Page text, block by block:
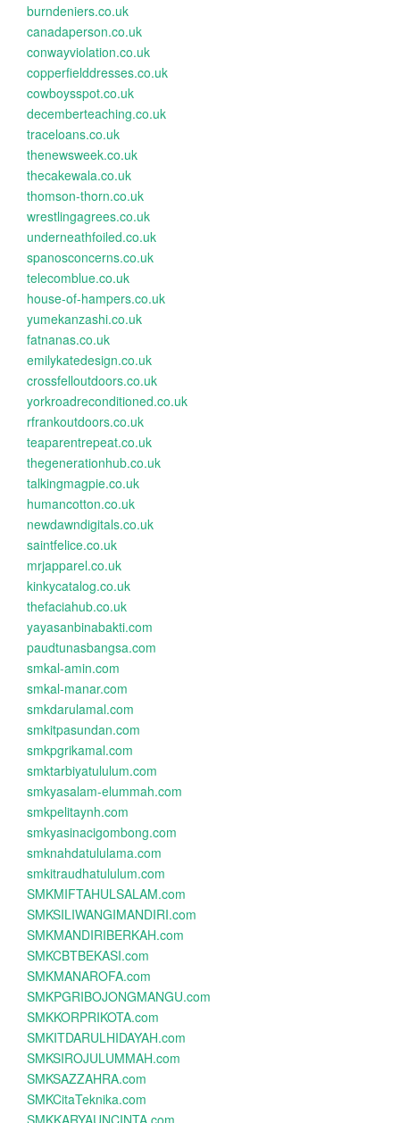
burndeniers.co.uk
canadaperson.co.uk
conwayviolation.co.uk
copperfielddresses.co.uk
cowboysspot.co.uk
decemberteaching.co.uk
traceloans.co.uk
thenewsweek.co.uk
thecakewala.co.uk
thomson-thorn.co.uk
wrestlingagrees.co.uk
underneathfoiled.co.uk
spanosconcerns.co.uk
telecomblue.co.uk
house-of-hampers.co.uk
yumekanzashi.co.uk
fatnanas.co.uk
emilykatedesign.co.uk
crossfelloutdoors.co.uk
yorkroadreconditioned.co.uk
rfrankoutdoors.co.uk
teaparentrepeat.co.uk
thegenerationhub.co.uk
talkingmagpie.co.uk
humancotton.co.uk
newdawndigitals.co.uk
saintfelice.co.uk
mrjapparel.co.uk
kinkycatalog.co.uk
thefaciahub.co.uk
yayasanbinabakti.com
paudtunasbangsa.com
smkal-amin.com
smkal-manar.com
smkdarulamal.com
smkitpasundan.com
smkpgrikamal.com
smktarbiyatululum.com
smkyasalam-elummah.com
smkpelitaynh.com
smkyasinacigombong.com
smknahdatululama.com
smkitraudhatululum.com
SMKMIFTAHULSALAM.com
SMKSILIWANGIMANDIRI.com
SMKMANDIRIBERKAH.com
SMKCBTBEKASI.com
SMKMANAROFA.com
SMKPGRIBOJONGMANGU.com
SMKKORPRIKOTA.com
SMKITDARULHIDAYAH.com
SMKSIROJULUMMAH.com
SMKSAZZAHRA.com
SMKCitaTeknika.com
SMKKARYAUNCINTA.com